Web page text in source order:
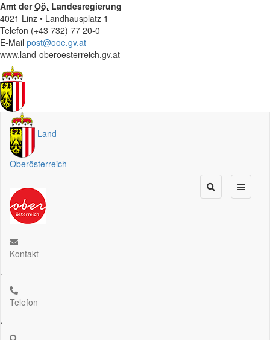
Amt derOö. Landesregierung
4021 Linz • Landhausplatz 1
Telefon (+43 732) 77 20-0
E-Mail post@ooe.gv.at
www.land-oberoesterreich.gv.at
Land
Oberösterreich
Kontakt
.
Telefon
.